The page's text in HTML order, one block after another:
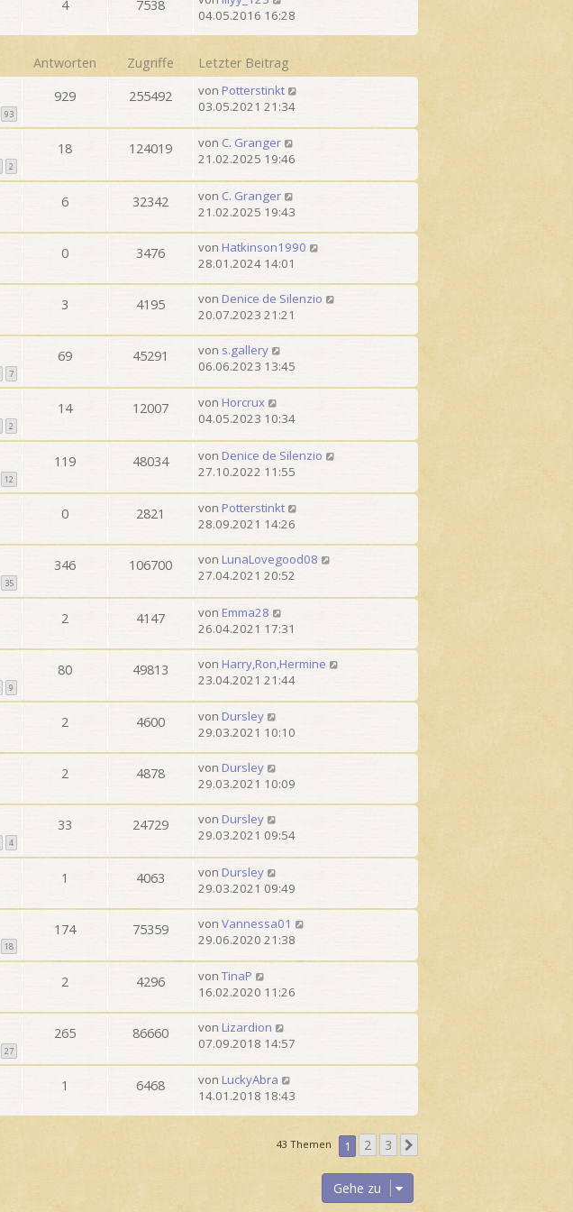
4 7538
04.05.2016 16:28
Antworten Zugriffe Letzter Beitrag
93
929 255492 von Potterstinkt
03.05.2021 21:34
2
18 124019 von C. Granger
21.02.2025 19:46
6 32342 von C. Granger
21.02.2025 19:43
0 3476 von Hatkinson1990
28.01.2024 14:01
3 4195 von Denice de Silenzio
20.07.2023 21:21
7
69 45291 von s.gallery
06.06.2023 13:45
2
14 12007 von Horcrux
04.05.2023 10:34
12
119 48034 von Denice de Silenzio
27.10.2022 11:55
0 2821 von Potterstinkt
28.09.2021 14:26
35
346 106700 von LunaLovegood08
27.04.2021 20:52
2 4147 von Emma28
26.04.2021 17:31
9
80 49813 von Harry,Ron,Hermine
23.04.2021 21:44
2 4600 von Dursley
29.03.2021 10:10
2 4878 von Dursley
29.03.2021 10:09
4
33 24729 von Dursley
29.03.2021 09:54
1 4063 von Dursley
29.03.2021 09:49
18
174 75359 von Vannessa01
29.06.2020 21:38
2 4296 von TinaP
16.02.2020 11:26
27
265 86660 von Lizardion
07.09.2018 14:57
1 6468 von LuckyAbra
14.01.2018 18:43
43 Themen 1 2 3
Gehe zu